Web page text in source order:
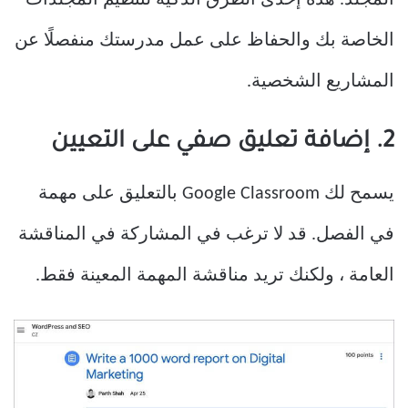
الخاصة بك والحفاظ على عمل مدرستك منفصلًا عن
المشاريع الشخصية.
2. إضافة تعليق صفي على التعيين
يسمح لك Google Classroom بالتعليق على مهمة
في الفصل. قد لا ترغب في المشاركة في المناقشة
العامة ، ولكنك تريد مناقشة المهمة المعينة فقط.